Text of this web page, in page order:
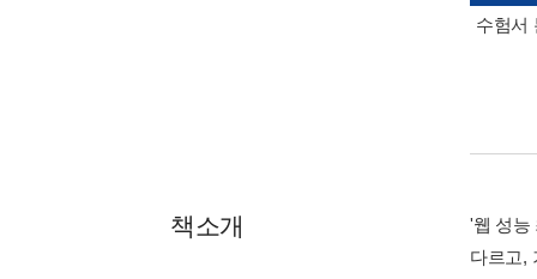
수험서
책소개
'웹 성능
다르고,